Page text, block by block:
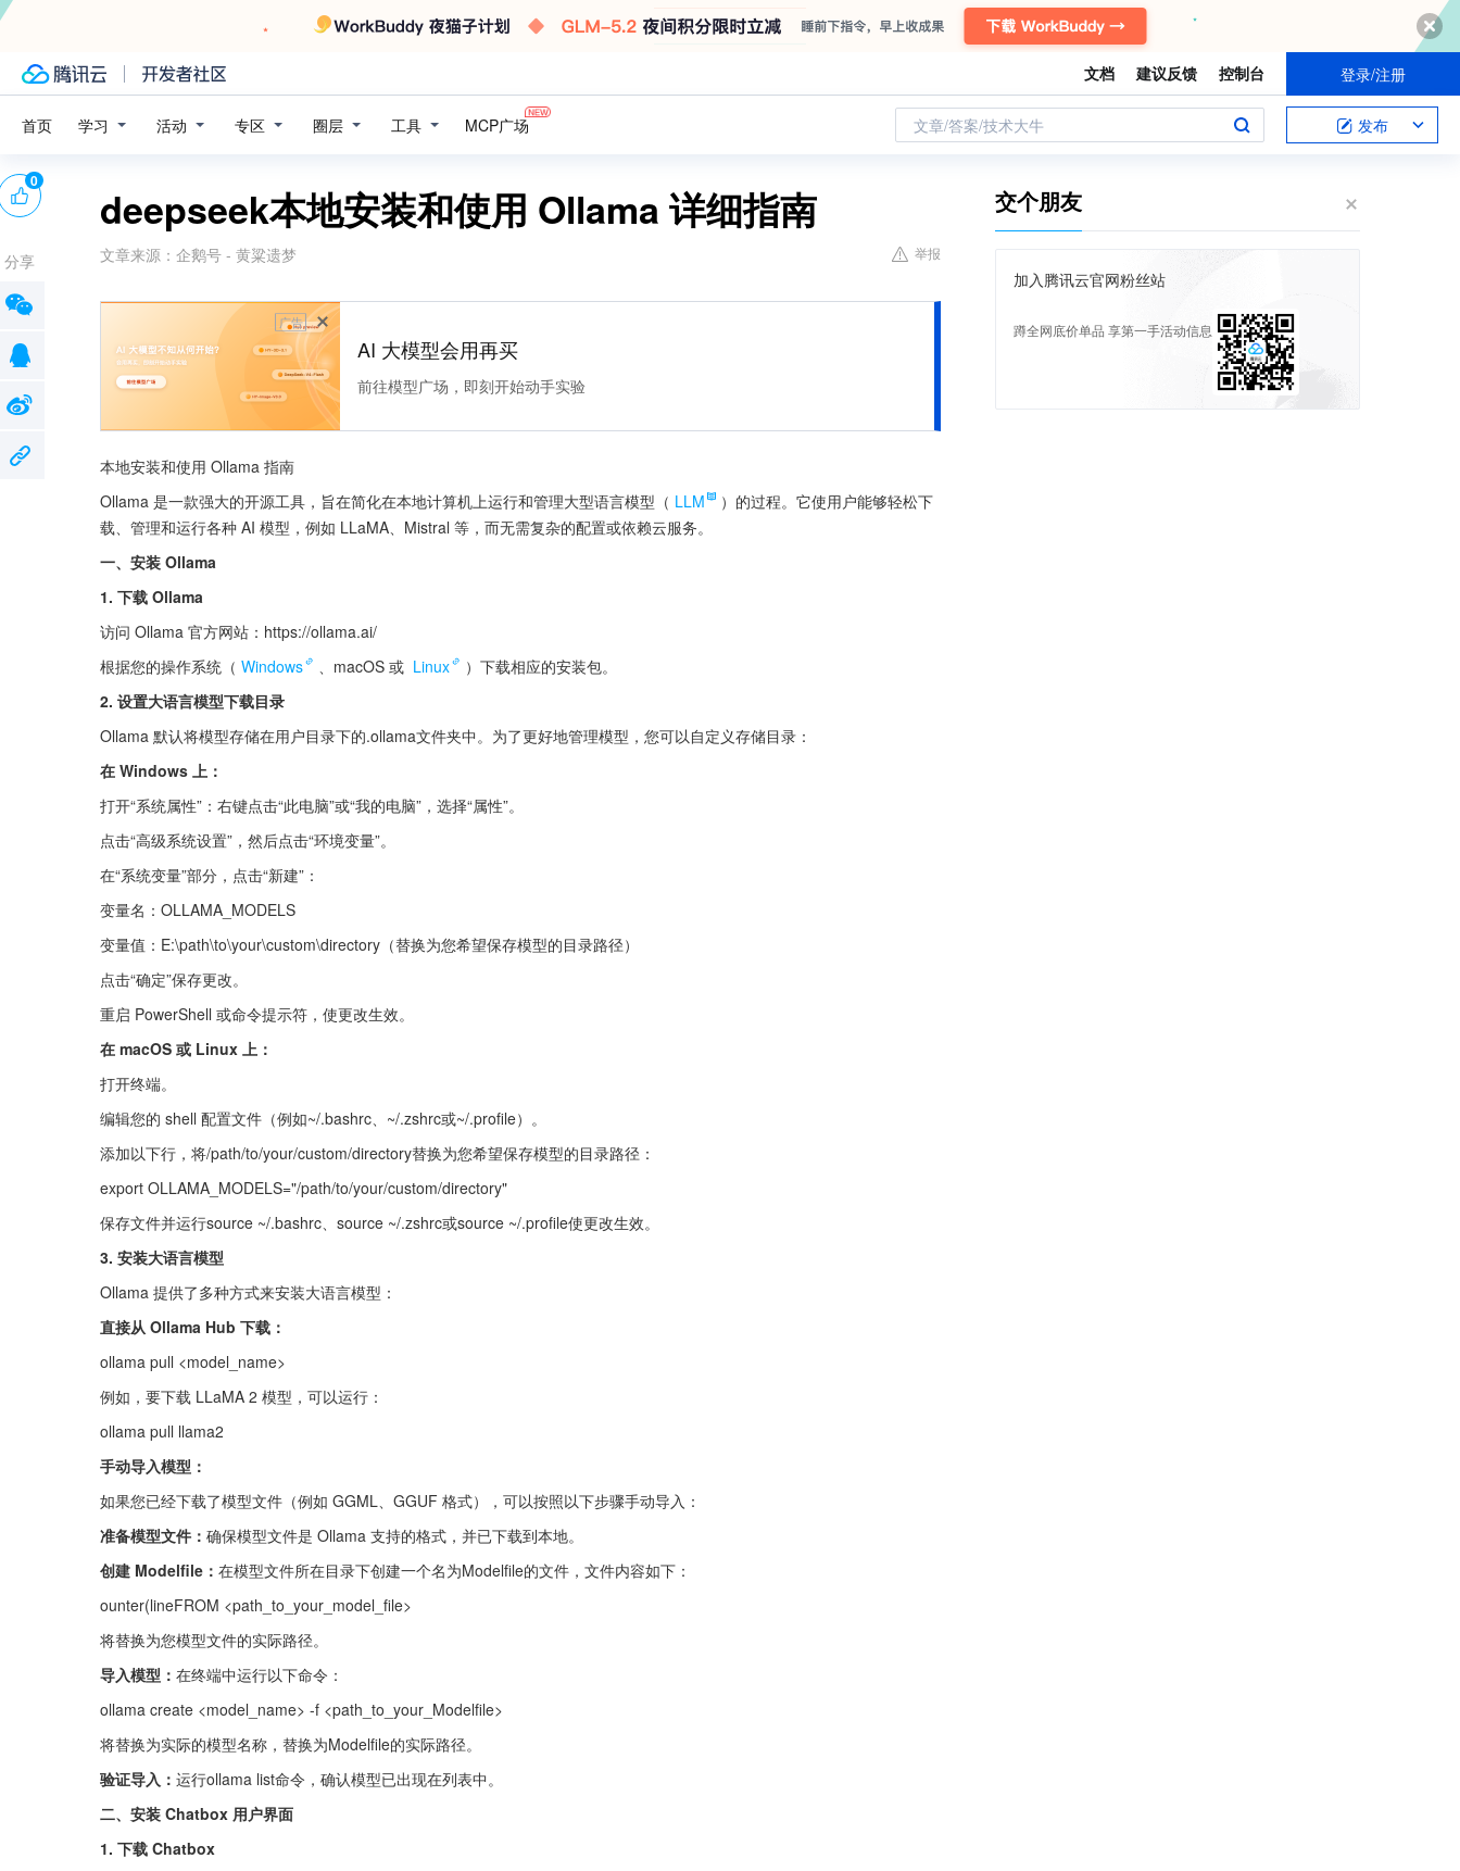
文档 建议反馈 控制台 登录/注册
首页 学习 活动 专区 圈层 工具 MCP广场 文章/答案/技术大牛 发布
deepseek本地安装和使用 Ollama 详细指南
文章来源： 企鹅号 - 黄粱遗梦 举报
广告
AI 大模型会用再买
前往模型广场，即刻开始动手实验
本地安装和使用 Ollama 指南
Ollama 是一款强大的开源工具，旨在简化在本地计算机上运行和管理大型语言模型（ LLM
）的过程。它使用户能够轻松下
载、管理和运行各种 AI 模型，例如 LLaMA、Mistral 等，而无需复杂的配置或依赖云服务。
一、安装 Ollama
1. 下载 Ollama
访问 Ollama 官方网站：https://ollama.ai/
根据您的操作系统（ Windows 、macOS 或 Linux
）下载相应的安装包。
2. 设置大语言模型下载目录
Ollama 默认将模型存储在用户目录下的.ollama文件夹中。为了更好地管理模型，您可以自定义存储目录：
在 Windows 上：
打开“系统属性”：右键点击“此电脑”或“我的电脑”，选择“属性”。
点击“高级系统设置”，然后点击“环境变量”。
在“系统变量”部分，点击“新建”：
变量名：OLLAMA_MODELS
变量值：E:\path\to\your\custom\directory（替换为您希望保存模型的目录路径）
点击“确定”保存更改。
重启 PowerShell 或命令提示符，使更改生效。
在 macOS 或 Linux 上：
打开终端。
编辑您的 shell 配置文件（例如~/.bashrc、~/.zshrc或~/.profile）。
添加以下行，将/path/to/your/custom/directory替换为您希望保存模型的目录路径：
export OLLAMA_MODELS="/path/to/your/custom/directory"
保存文件并运行source ~/.bashrc、source ~/.zshrc或source ~/.profile使更改生效。
3. 安装大语言模型
Ollama 提供了多种方式来安装大语言模型：
直接从 Ollama Hub 下载：
ollama pull <model_name>
例如，要下载 LLaMA 2 模型，可以运行：
ollama pull llama2
手动导入模型：
如果您已经下载了模型文件（例如 GGML、GGUF 格式），可以按照以下步骤手动导入：
准备模型文件： 确保模型文件是 Ollama 支持的格式，并已下载到本地。
创建 Modelfile： 在模型文件所在目录下创建一个名为Modelfile的文件，文件内容如下：
ounter(lineFROM <path_to_your_model_file>
将替换为您模型文件的实际路径。
导入模型： 在终端中运行以下命令：
ollama create <model_name> -f <path_to_your_Modelfile>
将替换为实际的模型名称，替换为Modelfile的实际路径。
验证导入： 运行ollama list命令，确认模型已出现在列表中。
二、安装 Chatbox 用户界面
1. 下载 Chatbox
0
分享
交个朋友
加入腾讯云官网粉丝站
蹲全网底价单品 享第一手活动信息